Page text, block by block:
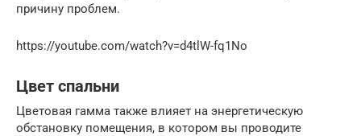
причину проблем.
https://youtube.com/watch?v=d4tlW-fq1No
Цвет спальни
Цветовая гамма также влияет на энергетическую
обстановку помещения, в котором вы проводите